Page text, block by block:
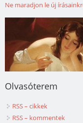
Ne maradjon le új
Olvasóterem
RSS – cikkek
RSS – kommentek